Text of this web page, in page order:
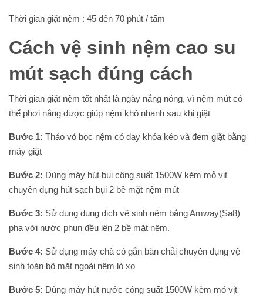
Thời gian giặt nệm : 45 đến 70 phút / tấm
Cách vệ sinh nệm cao su
mút sạch đúng cách
Thời gian giặt nệm tốt nhất là ngày nắng nóng, vì nệm mút có
thể phơi nắng được giúp nệm khô nhanh sau khi giặt
Bước 1: Tháo vỏ bọc nệm có day khóa kéo và đem giặt bằng
máy giặt
Bước 2: Dùng máy hút bụi công suất 1500W kèm mỏ vịt
chuyên dụng hút sạch bụi 2 bề mặt nệm mút
Bước 3: Sử dụng dung dịch vệ sinh nệm bằng Amway(Sa8)
pha với nước phun đều lên 2 bề mặt nệm.
Bước 4: Sử dụng máy chà có gắn bàn chải chuyên dụng vệ
sinh toàn bộ mặt ngoài nệm lò xo
Bước 5: Dùng máy hút nước công suất 1500W kèm mỏ vịt